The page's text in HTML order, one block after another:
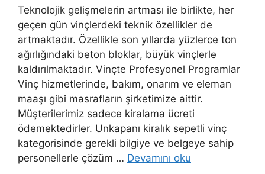
Teknolojik gelişmelerin artması ile birlikte, her
geçen gün vinçlerdeki teknik özellikler de
artmaktadır. Özellikle son yıllarda yüzlerce ton
ağırlığındaki beton bloklar, büyük vinçlerle
kaldırılmaktadır. Vinçte Profesyonel Programlar
Vinç hizmetlerinde, bakım, onarım ve eleman
maaşı gibi masrafların şirketimize aittir.
Müşterilerimiz sadece kiralama ücreti
ödemektedirler. Unkapanı kiralık sepetli vinç
kategorisinde gerekli bilgiye ve belgeye sahip
personellerle çözüm … Devamını oku